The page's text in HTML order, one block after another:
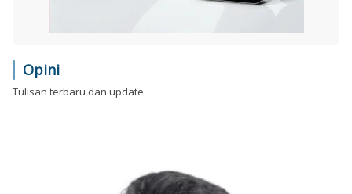
Opini
Tulisan terbaru dan update